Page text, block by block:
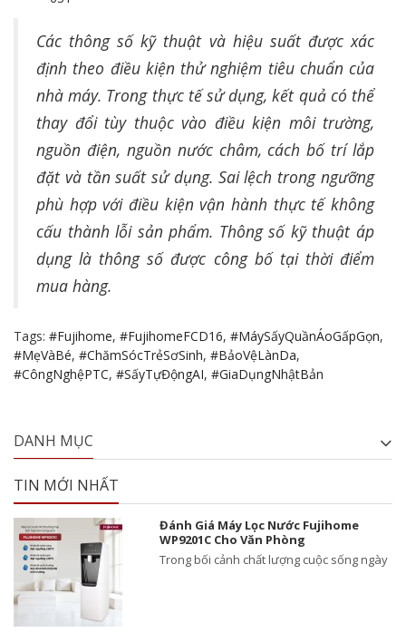
Các thông số kỹ thuật và hiệu suất được xác
định theo điều kiện thử nghiệm tiêu chuẩn của
nhà máy. Trong thực tế sử dụng, kết quả có thể
thay đổi tùy thuộc vào điều kiện môi trường,
nguồn điện, nguồn nước châm, cách bố trí lắp
đặt và tần suất sử dụng. Sai lệch trong ngưỡng
phù hợp với điều kiện vận hành thực tế không
cấu thành lỗi sản phẩm. Thông số kỹ thuật áp
dụng là thông số được công bố tại thời điểm
mua hàng.
Tags: #Fujihome, #FujihomeFCD16, #MáySấyQuầnÁoGấpGọn,
#MẹVàBé, #ChămSócTrẻSơSinh, #BảoVệLànDa,
#CôngNghệPTC, #SấyTựĐộngAI, #GiaDụngNhậtBản
DANH MỤC
TIN MỚI NHẤT
Đánh Giá Máy Lọc Nước Fujihome
WP9201C Cho Văn Phòng
Trong bối cảnh chất lượng cuộc sống ngày